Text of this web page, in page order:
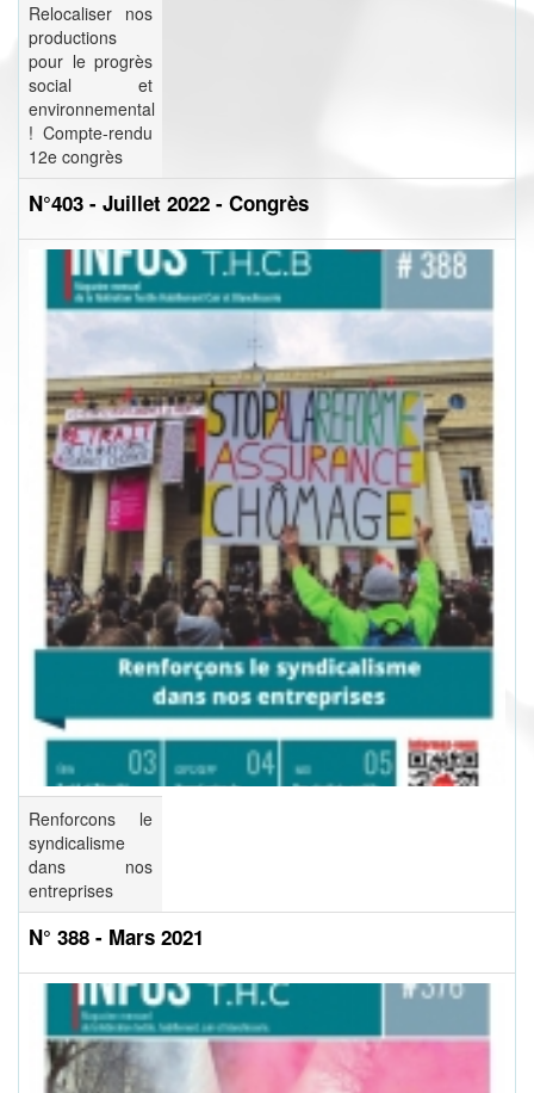
Relocaliser nos
productions
pour le progrès
social et
environnemental
! Compte-rendu
12e congrès
N°403 - Juillet 2022 - Congrès
Renforcons le
syndicalisme
dans nos
entreprises
N° 388 - Mars 2021